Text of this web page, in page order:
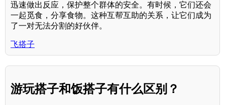
迅速做出反应，保护整个群体的安全。有时候，它们还会
一起觅食，分享食物。这种互帮互助的关系，让它们成为
了一对无法分割的好伙伴。
飞搭子
游玩搭子和饭搭子有什么区别？